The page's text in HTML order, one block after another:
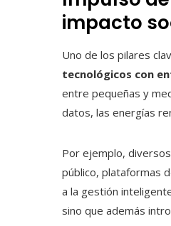
impacto
Uno de los pilares
tecnológicos con
entre pequeñas y
datos, las energías
Por ejemplo,
público, plataformas
a la gestión
sino que además